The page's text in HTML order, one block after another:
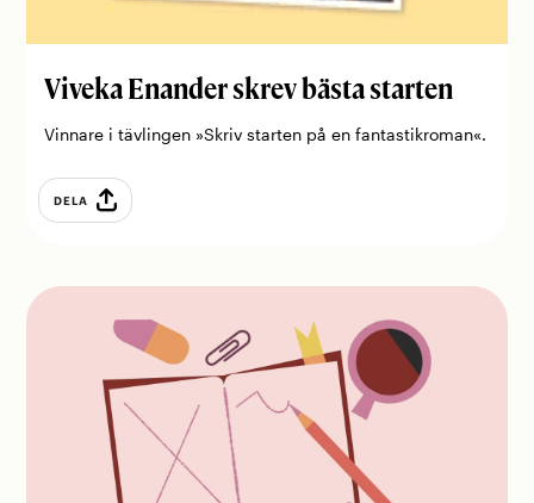
Viveka Enander skrev bästa starten
Vinnare i tävlingen »Skriv starten på en fantastikroman«.
DELA